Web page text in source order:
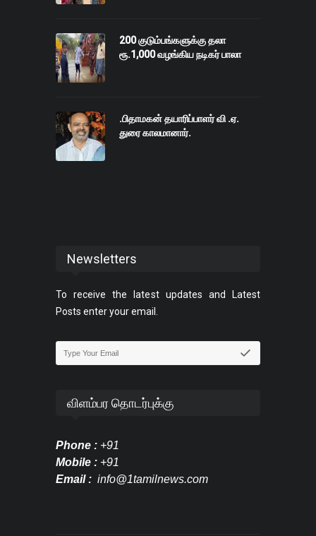
200 குடும்பங்களுக்கு தலா
ரூ.1,000 வழங்கிய நடிகர் பாலா
.பிதாமகன் தயாரிப்பாளர் வி .ஏ.
துரை காலமானார்.
Newsletters
To receive the latest updates and Latest
Posts enter your email.
விளம்பர தொடர்புக்கு
Phone : +91
Mobile : +91
Email : info@1tamilnews.com